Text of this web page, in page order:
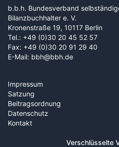
b.b.h. Bundesverband
Bilanzbuchhalter e. V.
Kronenstraße 19, 10117 Berlin
Tel.: +49 (0)30 20 45 52 57
Fax: +49 (0)30 20 91 29 40
E-Mail: bbh@bbh.de
Impressum
Satzung
Beitragsordnung
Datenschutz
Kontakt
Verschlüsselte